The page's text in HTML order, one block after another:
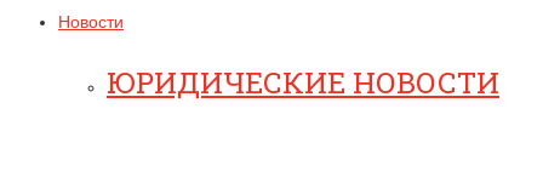
Новости
ЮРИДИЧЕСКИЕ НОВОСТИ